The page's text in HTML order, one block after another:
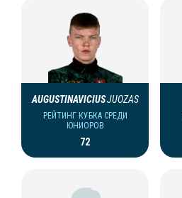
AUGUSTINAVICIUSJUOZAS
РЕЙТИНГ КУБКА СРЕДИ
ЮНИОРОВ
72